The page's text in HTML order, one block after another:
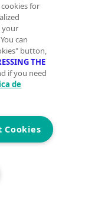
for
your
can
button,
THE
if you need
de
Cookies